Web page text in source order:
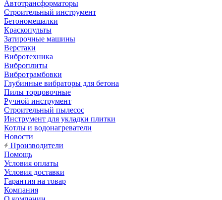
Автотрансформаторы
Строительный инструмент
Бетономешалки
Краскопульты
Затирочные машины
Верстаки
Вибротехника
Виброплиты
Вибротрамбовки
Глубинные вибраторы для бетона
Пилы торцовочные
Ручной инструмент
Строительный пылесос
Инструмент для укладки плитки
Котлы и водонагреватели
Новости
Производители
Помощь
Условия оплаты
Условия доставки
Гарантия на товар
Компания